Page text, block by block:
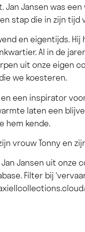
Jansen was
stap die in zijn
en eigentijds.
Al in de
uit onze eigen
we koesteren.
een inspirator
laten een
hem kende.
vrouw Tonny en
Jansen uit onze
Filter bij